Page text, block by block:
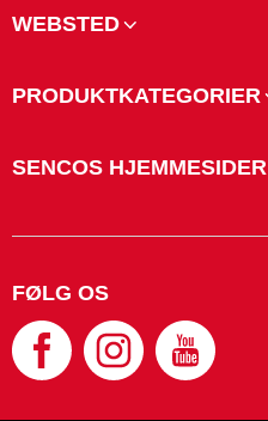
WEBSTED
PRODUKTKATEGORIER
SENCOS HJEMMESIDER
FØLG OS